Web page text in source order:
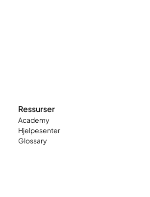
Ressurser
Academy
Hjelpesenter
Glossary